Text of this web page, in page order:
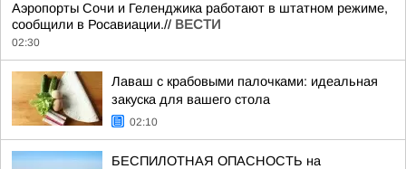
Аэропорты Сочи и Геленджика работают в штатном режиме,
сообщили в Росавиации.// ВЕСТИ
02:30
Лаваш с крабовыми палочками: идеальная
закуска для вашего стола
02:10
БЕСПИЛОТНАЯ ОПАСНОСТЬ на